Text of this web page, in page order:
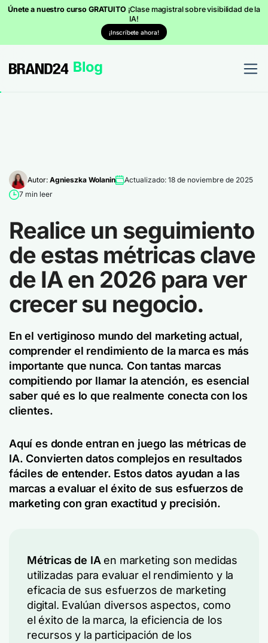
Únete a nuestro curso GRATUITO ¡Clase magistral sobre visibilidad de la
IA!
¡Inscríbete ahora!
Autor: Agnieszka Wolanin
Actualizado: 18 de noviembre de 2025
7 min leer
Realice un seguimiento
de estas métricas clave
de IA en 2026 para ver
crecer su negocio.
En el vertiginoso mundo del marketing actual,
comprender el rendimiento de la marca es más
importante que nunca. Con tantas marcas
compitiendo por llamar la atención, es esencial
saber qué es lo que realmente conecta con los
clientes.
Aquí es donde entran en juego las métricas de
IA. Convierten datos complejos en resultados
fáciles de entender. Estos datos ayudan a las
marcas a evaluar el éxito de sus esfuerzos de
marketing con gran exactitud y precisión.
Métricas de IAen marketing son medidas
utilizadas para evaluar el rendimiento y la
eficacia de sus esfuerzos de marketing
digital. Evalúan diversos aspectos, como
el éxito de la marca, la eficiencia de los
recursos y la participación de los